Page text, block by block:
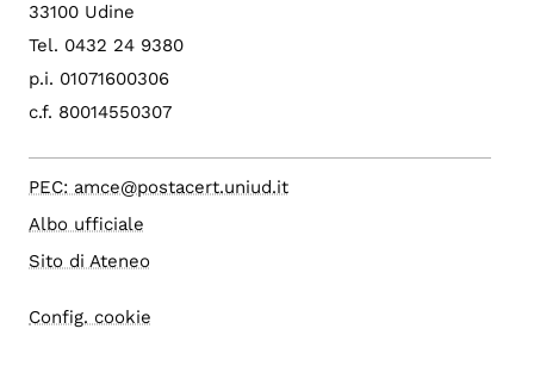
33100 Udine
Tel. 0432 24 9380
p.i. 01071600306
c.f. 80014550307
PEC: amce@postacert.uniud.it
Albo ufficiale
Sito di Ateneo
Config. cookie